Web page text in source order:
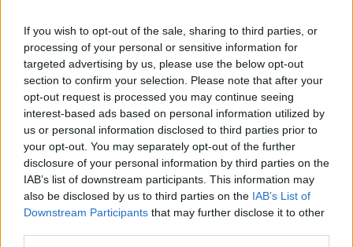
If you wish to opt-out of the sale, sharing to third parties, or
processing of your personal or sensitive information for
targeted advertising by us, please use the below opt-out
section to confirm your selection. Please note that after your
opt-out request is processed you may continue seeing
interest-based ads based on personal information utilized by
us or personal information disclosed to third parties prior to
your opt-out. You may separately opt-out of the further
disclosure of your personal information by third parties on the
IAB’s list of downstream participants. This information may
also be disclosed by us to third parties on the IAB’s List of
Downstream Participants that may further disclose it to other
Shtuar më 23.08.2024 15:24
Tags:
CIA , kosove , kurti , Qeveria